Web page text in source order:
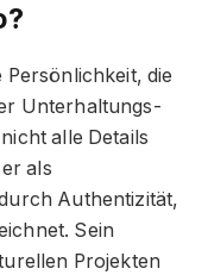
die
Unterhaltungs-
alle Details
als
Authentizität,
Sein
Projekten